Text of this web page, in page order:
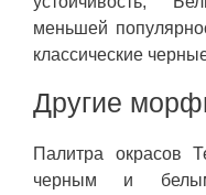
меньшей
классические
Другие
Палитра окрасов
черным и